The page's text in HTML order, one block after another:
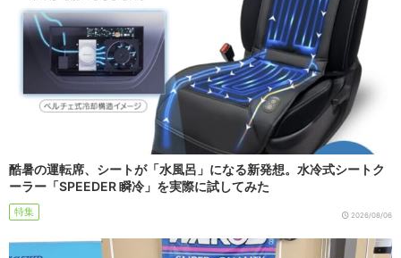
酷暑の運転席、シートが「水風呂」になる新発想。水冷式シートク
ーラー「SPEEDER 瞬冷」を実際に試してみた
特集 2026/08/06